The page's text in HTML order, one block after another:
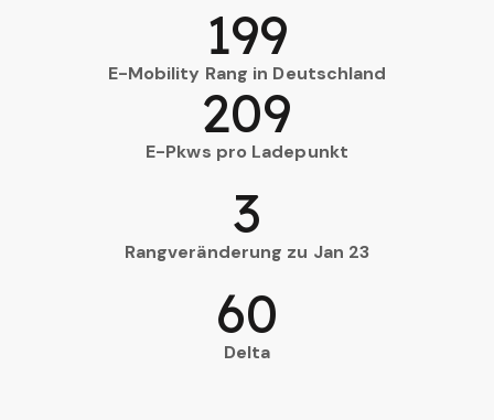
E-Mobility Rang in Deutschland
199
E-Pkws pro Ladepunkt
209
Rangveränderung zu Jan 23
3
Delta
60